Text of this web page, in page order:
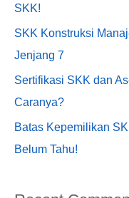
SKK!
SKK Konstruksi
Jenjang 7
Sertifikasi SKK dan
Caranya?
Batas Kepemilikan
Belum Tahu!